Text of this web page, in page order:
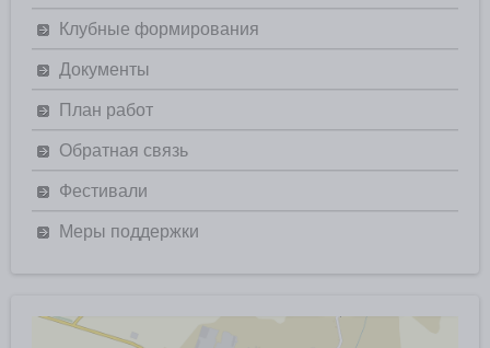
Клубные формирования
Документы
План работ
Обратная связь
Фестивали
Меры поддержки